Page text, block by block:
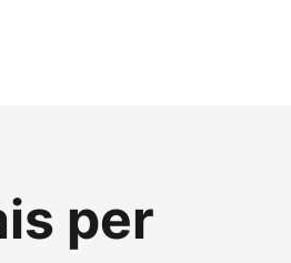
per